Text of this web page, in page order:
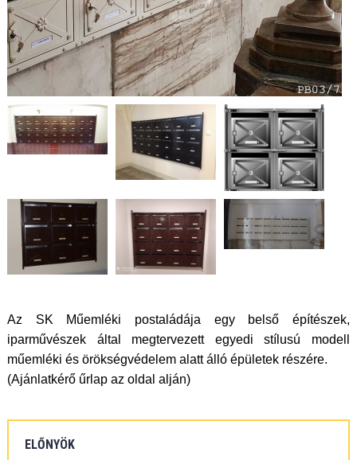
Az SK Műemléki postaládája egy belső építészek,
iparművészek által megtervezett egyedi stílusú modell
műemléki és örökségvédelem alatt álló épületek részére.
(Ajánlatkérő űrlap az oldal alján)
ELŐNYÖK